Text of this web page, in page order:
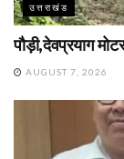
उत्तराखंड
पौड़ी,देवप्रयाग
AUGUST 7, 2026